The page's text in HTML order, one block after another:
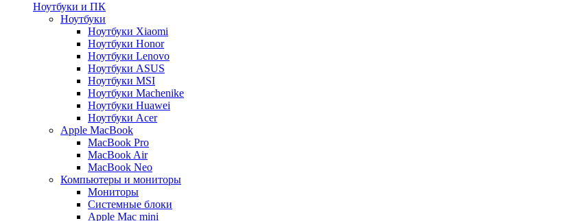
Ноутбуки и ПК
Ноутбуки
Ноутбуки Xiaomi
Ноутбуки Honor
Ноутбуки Lenovo
Ноутбуки ASUS
Ноутбуки MSI
Ноутбуки Machenike
Ноутбуки Huawei
Ноутбуки Acer
Apple MacBook
MacBook Pro
MacBook Air
MacBook Neo
Компьютеры и мониторы
Мониторы
Системные блоки
Apple Mac mini